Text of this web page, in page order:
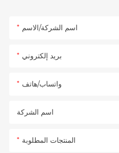
اسم الشركة/الاسم
بريد إلكتروني
واتساب/هاتف
اسم الشركة
المنتجات المطلوبة